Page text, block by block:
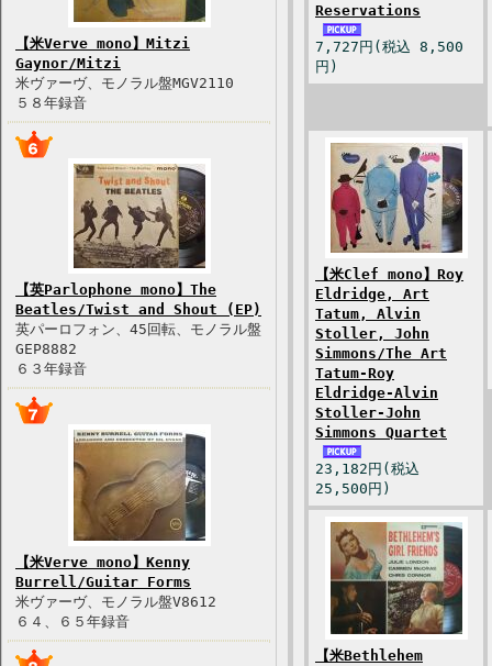
【米Verve mono】Mitzi
Gaynor/Mitzi
米ヴァーヴ、モノラル盤MGV2110
５８年録音
【英Parlophone mono】The
Beatles/Twist and Shout (EP)
英パーロフォン、45回転、モノラル盤
GEP8882
６３年録音
【米Verve mono】Kenny
Burrell/Guitar Forms
米ヴァーヴ、モノラル盤V8612
６４、６５年録音
Reservations
7,727円(税込 8,500
円)
【米Clef mono】Roy
Eldridge, Art
Tatum, Alvin
Stoller, John
Simmons/The Art
Tatum-Roy
Eldridge-Alvin
Stoller-John
Simmons Quartet
23,182円(税込
25,500円)
【米Bethlehem